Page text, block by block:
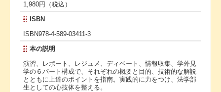
1,980円（税込）
ISBN
ISBN978-4-589-03411-3
本の説明
演習、レポート、レジュメ、ディベート、情報収集、学外見
学の６パート構成で、それぞれの概要と目的、技術的な解説
とともに上達のポイントを指南。実践的に力をつけ、法学部
生としての心技体を整える。